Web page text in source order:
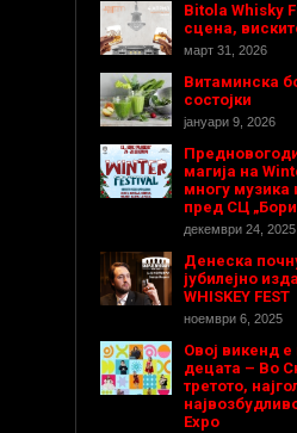
Bitola Whisky
сцена,
март 31, 2026
Витаминска
состојки
јануари 9, 2026
магија на
многу музика
пред СЦ
декември 24, 2025
Денеска
јубилејно
WHISKEY FEST
ноември 6, 2025
Овој викенд
децата – Во
третото,
Expo